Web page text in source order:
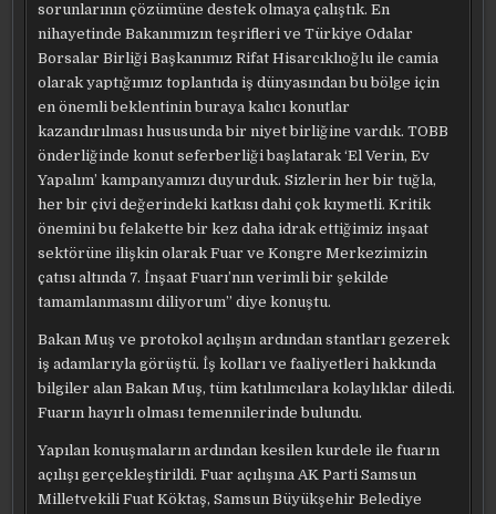
sorunlarının çözümüne destek olmaya çalıştık. En
nihayetinde Bakanımızın teşrifleri ve Türkiye Odalar
Borsalar Birliği Başkanımız Rifat Hisarcıklıoğlu ile camia
olarak yaptığımız toplantıda iş dünyasından bu bölge için
en önemli beklentinin buraya kalıcı konutlar
kazandırılması hususunda bir niyet birliğine vardık. TOBB
önderliğinde konut seferberliği başlatarak ‘El Verin, Ev
Yapalım’ kampanyamızı duyurduk. Sizlerin her bir tuğla,
her bir çivi değerindeki katkısı dahi çok kıymetli. Kritik
önemini bu felakette bir kez daha idrak ettiğimiz inşaat
sektörüne ilişkin olarak Fuar ve Kongre Merkezimizin
çatısı altında 7. İnşaat Fuarı’nın verimli bir şekilde
tamamlanmasını diliyorum” diye konuştu.
Bakan Muş ve protokol açılışın ardından stantları gezerek
iş adamlarıyla görüştü. İş kolları ve faaliyetleri hakkında
bilgiler alan Bakan Muş, tüm katılımcılara kolaylıklar diledi.
Fuarın hayırlı olması temennilerinde bulundu.
Yapılan konuşmaların ardından kesilen kurdele ile fuarın
açılışı gerçekleştirildi. Fuar açılışına AK Parti Samsun
Milletvekili Fuat Köktaş, Samsun Büyükşehir Belediye